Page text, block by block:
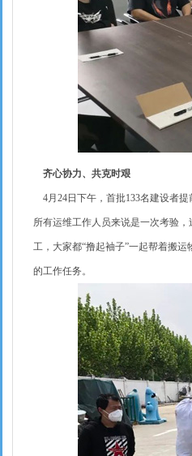
齐心协力、共克时艰
4月24日下午，首批133名建设者
所有运维工作人员来说是一次考验
工，大家都“撸起袖子”一起帮着搬
的工作任务。